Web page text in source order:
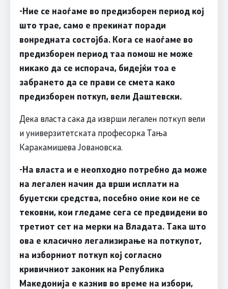
-Ние се наоѓаме во предизборен период кој
што трае, само е прекинат поради
вонредната состојба. Кога се наоѓаме во
предизборен период таа помош не може
никако да се испорача, бидејќи тоа е
забрането да се прави се смета како
предизборен поткуп, вели Даштевски.
Дека власта сака да изврши легален поткуп вели
и универзитетската професорка Тања
Каракамишева Јовановска.
-На власта и е неопходно потребно да може
на легален начин да врши исплати на
буџетски средства, посебно оние кои не се
тековни, кои гледаме сега се предвидени во
третиот сет на мерки на Владата. Така што
ова е класично легализирање на поткупот,
на изборниот поткуп кој согласно
кривичниот законик на Република
Македонија е казнив во време на избори,